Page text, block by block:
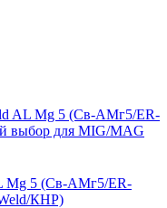
Mg 5 (Св-АМг5/ER-
КНР)